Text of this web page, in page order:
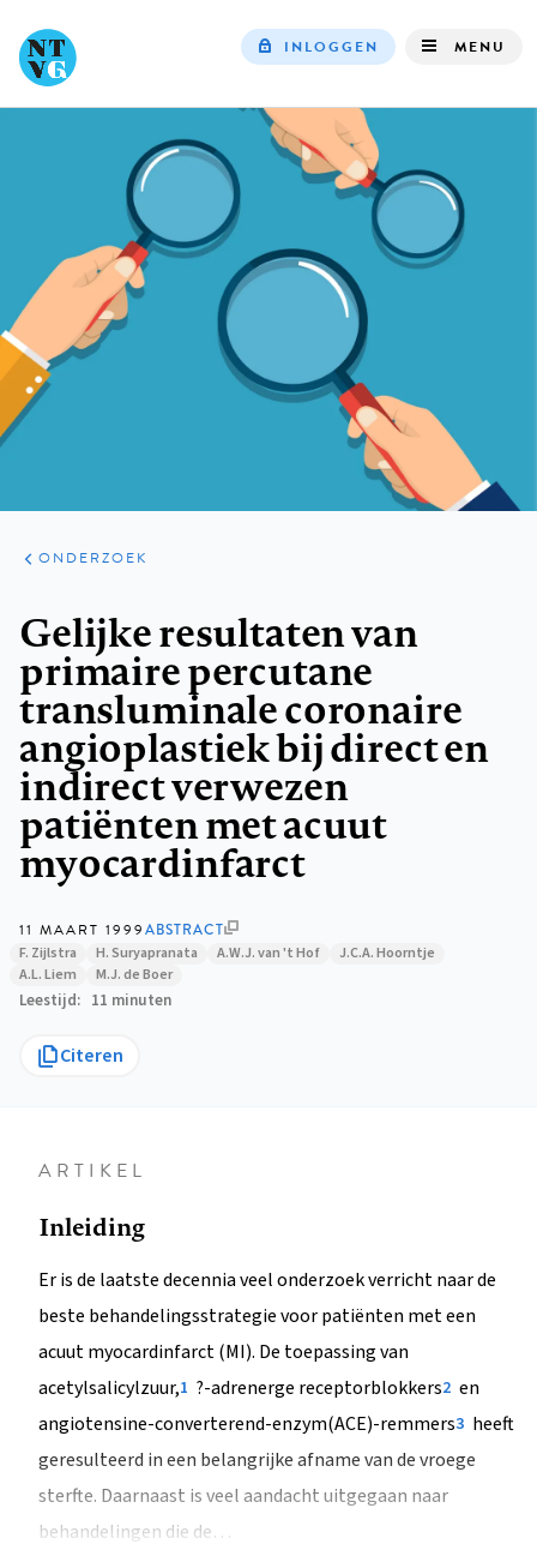
INLOGGEN MENU
ARTIKELEN
ONDERZOEK
ONDERZOEK
Gelijke resultaten van
primaire percutane
transluminale coronaire
angioplastiek bij direct en
indirect verwezen
patiënten met acuut
myocardinfarct
11 MAART 1999ABSTRACT
F. Zijlstra H. Suryapranata A.W.J. van 't Hof
J.C.A. Hoorntje
A.L. Liem
M.J. de Boer
Leestijd 11 minuten
Citeren
ARTIKEL
Inleiding
Er is de laatste decennia veel onderzoek verricht naar de
beste behandelingsstrategie voor patiënten met een
acuut myocardinfarct (MI). De toepassing van
acetylsalicylzuur,1 ?-adrenerge receptorblokkers2 en
angiotensine-converterend-enzym(ACE)-remmers3 heeft
geresulteerd in een belangrijke afname van de vroege
sterfte. Daarnaast is veel aandacht uitgegaan naar
behandelingen die de…